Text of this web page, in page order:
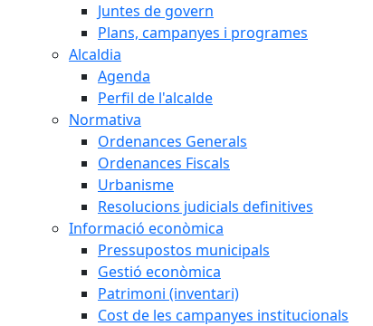
Juntes de govern
Plans, campanyes i programes
Alcaldia
Agenda
Perfil de l'alcalde
Normativa
Ordenances Generals
Ordenances Fiscals
Urbanisme
Resolucions judicials definitives
Informació econòmica
Pressupostos municipals
Gestió econòmica
Patrimoni (inventari)
Cost de les campanyes institucionals